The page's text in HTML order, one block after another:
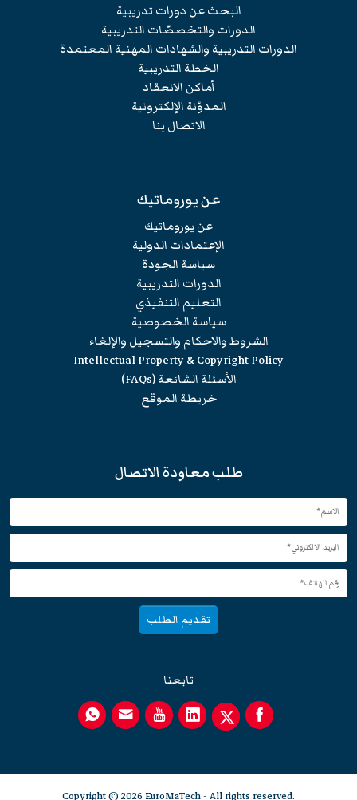
البحث عن دورات تدريبية
الدورات والتخصصّات التدريبية
الدورات التدريبية والشهادات المهنية المعتمدة
الخطة التدريبية
أماكن الانعقاد
المدوّنة الإلكترونية
الاتصال بنا
عن يوروماتيك
عن يوروماتيك
الإعتمادات الدولية
سياسة الجودة
الدورات التدريبية
التعليم التنفيذي
سياسة الخصوصية
الشروط والاحكام والتسجيل والإلغاء
Intellectual Property & Copyright Policy
الأسئلة الشائعة (FAQs)
خريطة الموقع
طلب معاودة الاتصال
تقديم الطلب
تابعنا
Copyright © 2026 EuroMaTech - All rights reserved.